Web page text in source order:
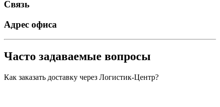
Связь
Адрес офиса
Часто задаваемые вопросы
Как заказать доставку через Логистик-Центр?